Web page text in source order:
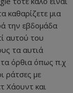
καθαρίζετε μια
την εβδομάδα
αυτού του
τα αυτιά
όρθια όπως π.χ
ράτσες με
Χάουντ και